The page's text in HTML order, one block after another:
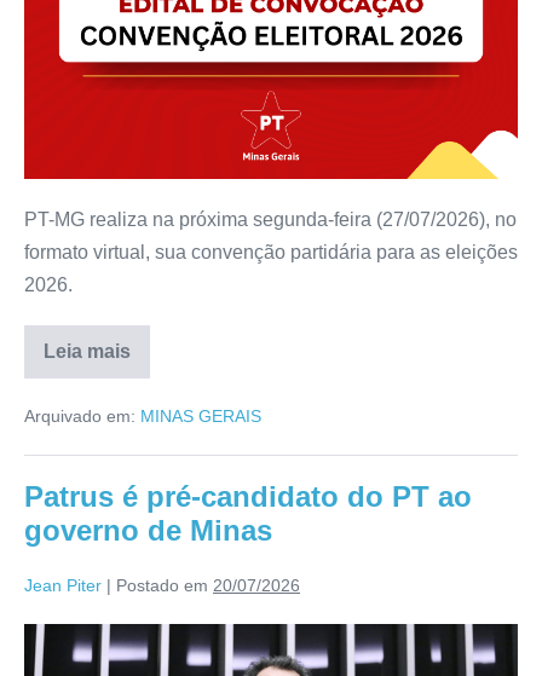
PT-MG realiza na próxima segunda-feira (27/07/2026), no
formato virtual, sua convenção partidária para as eleições
2026.
Leia mais
Arquivado em: MINAS GERAIS
Patrus é pré-candidato do PT ao
governo de Minas
Jean Piter | Postado em 20/07/2026